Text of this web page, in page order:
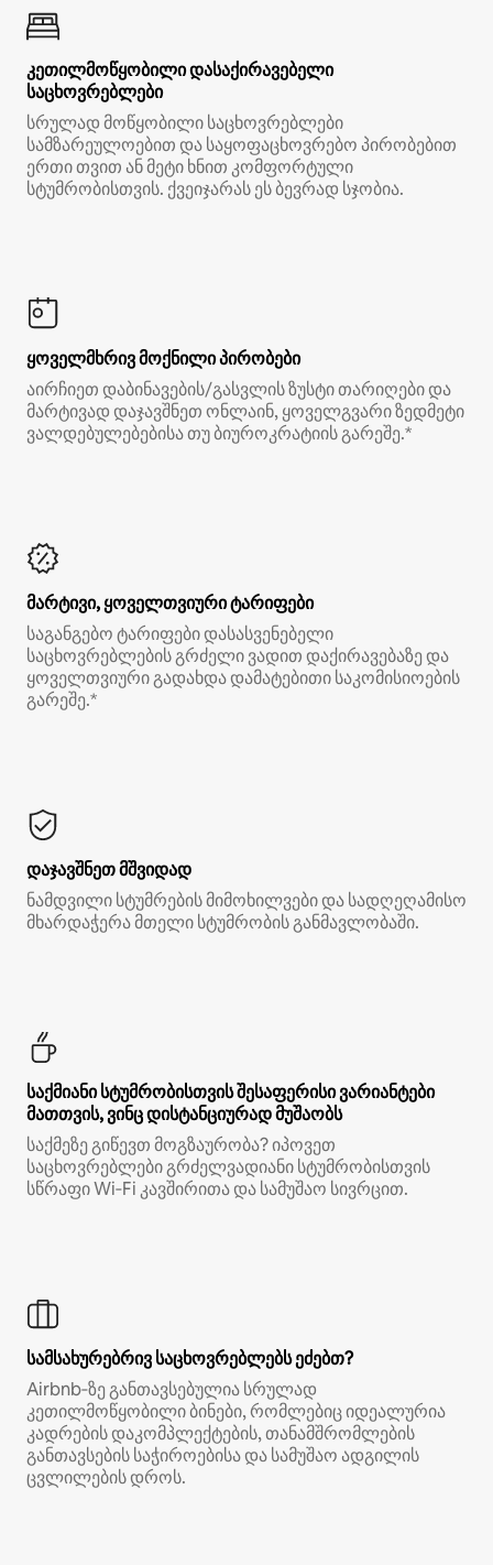
კეთილმოწყობილი დასაქირავებელი
საცხოვრებლები
სრულად მოწყობილი საცხოვრებლები
სამზარეულოებით და საყოფაცხოვრებო პირობებით
ერთი თვით ან მეტი ხნით კომფორტული
სტუმრობისთვის. ქვეიჯარას ეს ბევრად სჯობია.
ყოველმხრივ მოქნილი პირობები
აირჩიეთ დაბინავების/გასვლის ზუსტი თარიღები და
მარტივად დაჯავშნეთ ონლაინ, ყოველგვარი ზედმეტი
ვალდებულებებისა თუ ბიუროკრატიის გარეშე.*
მარტივი, ყოველთვიური ტარიფები
საგანგებო ტარიფები დასასვენებელი
საცხოვრებლების გრძელი ვადით დაქირავებაზე და
ყოველთვიური გადახდა დამატებითი საკომისიოების
გარეშე.*
დაჯავშნეთ მშვიდად
ნამდვილი სტუმრების მიმოხილვები და სადღეღამისო
მხარდაჭერა მთელი სტუმრობის განმავლობაში.
საქმიანი სტუმრობისთვის შესაფერისი ვარიანტები
მათთვის, ვინც დისტანციურად მუშაობს
საქმეზე გიწევთ მოგზაურობა? იპოვეთ
საცხოვრებლები გრძელვადიანი სტუმრობისთვის
სწრაფი Wi‑Fi კავშირითა და სამუშაო სივრცით.
სამსახურებრივ საცხოვრებლებს ეძებთ?
Airbnb‑ზე განთავსებულია სრულად
კეთილმოწყობილი ბინები, რომლებიც იდეალურია
კადრების დაკომპლექტების, თანამშრომლების
განთავსების საჭიროებისა და სამუშაო ადგილის
ცვლილების დროს.